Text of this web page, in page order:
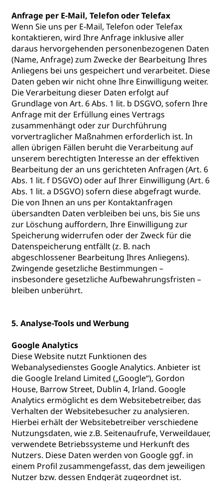
Anfrage per E-Mail, Telefon oder Telefax
Wenn Sie uns per E-Mail, Telefon oder Telefax
kontaktieren, wird Ihre Anfrage inklusive aller
daraus hervorgehenden personenbezogenen Daten
(Name, Anfrage) zum Zwecke der Bearbeitung Ihres
Anliegens bei uns gespeichert und verarbeitet. Diese
Daten geben wir nicht ohne Ihre Einwilligung weiter.
Die Verarbeitung dieser Daten erfolgt auf
Grundlage von Art. 6 Abs. 1 lit. b DSGVO, sofern Ihre
Anfrage mit der Erfüllung eines Vertrags
zusammenhängt oder zur Durchführung
vorvertraglicher Maßnahmen erforderlich ist. In
allen übrigen Fällen beruht die Verarbeitung auf
unserem berechtigten Interesse an der effektiven
Bearbeitung der an uns gerichteten Anfragen (Art. 6
Abs. 1 lit. f DSGVO) oder auf Ihrer Einwilligung (Art. 6
Abs. 1 lit. a DSGVO) sofern diese abgefragt wurde.
Die von Ihnen an uns per Kontaktanfragen
übersandten Daten verbleiben bei uns, bis Sie uns
zur Löschung auffordern, Ihre Einwilligung zur
Speicherung widerrufen oder der Zweck für die
Datenspeicherung entfällt (z. B. nach
abgeschlossener Bearbeitung Ihres Anliegens).
Zwingende gesetzliche Bestimmungen –
insbesondere gesetzliche Aufbewahrungsfristen –
bleiben unberührt.
5. Analyse-Tools und Werbung
Google Analytics
Diese Website nutzt Funktionen des
Webanalysedienstes Google Analytics. Anbieter ist
die Google Ireland Limited („Google“), Gordon
House, Barrow Street, Dublin 4, Irland. Google
Analytics ermöglicht es dem Websitebetreiber, das
Verhalten der Websitebesucher zu analysieren.
Hierbei erhält der Websitebetreiber verschiedene
Nutzungsdaten, wie z.B. Seitenaufrufe, Verweildauer,
verwendete Betriebssysteme und Herkunft des
Nutzers. Diese Daten werden von Google ggf. in
einem Profil zusammengefasst, das dem jeweiligen
Nutzer bzw. dessen Endgerät zugeordnet ist.